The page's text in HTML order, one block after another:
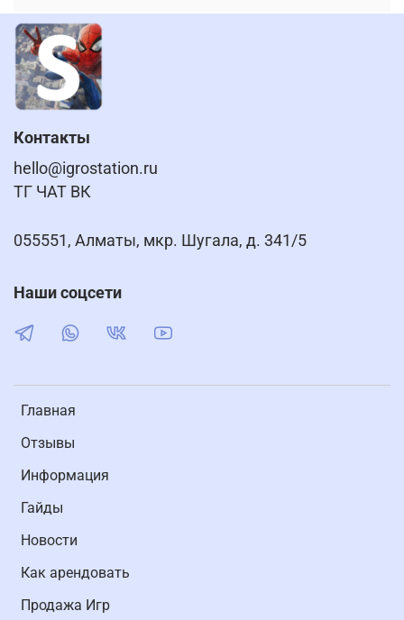
Главная
Отзывы
Информация
Гайды
Новости
Как арендовать
Продажа Игр
Контакты
hello@igrostation.ru
ТГ ЧАТ ВК
055551, Алматы, мкр. Шугала, д. 341/5
Наши соцсети